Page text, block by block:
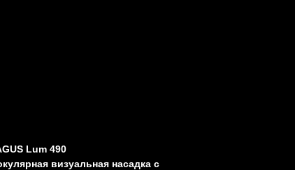
Lum 490
визуальная насадка с